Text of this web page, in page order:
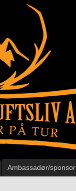
Ambassadør/sponsor